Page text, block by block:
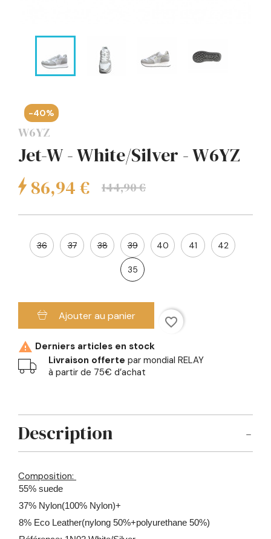
-40%
W6YZ
Jet-W - White/Silver - W6YZ
86,94 €
144,90 €
36 37 38 39 40 41 42
35
Ajouter au panier
favorite_border
 Derniers articles en stock
Livraison offerte par mondial RELAY
à partir de 75€ d’achat
Description
Composition:
55% suede
37% Nylon(100% Nylon)+
8% Eco Leather(nylong 50%+polyurethane 50%)